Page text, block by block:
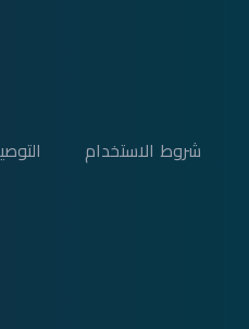
شروط الاستخدام